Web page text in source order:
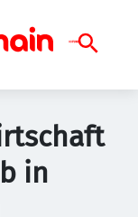
in